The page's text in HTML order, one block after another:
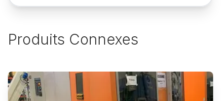
Produits Connexes